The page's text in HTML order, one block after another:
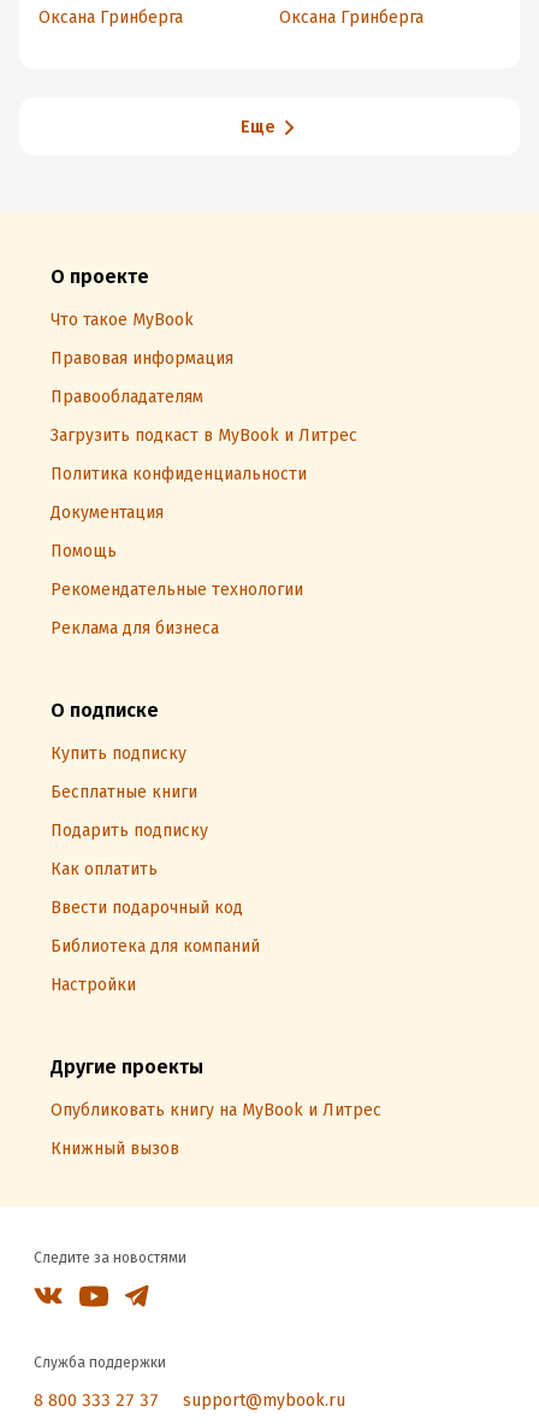
Оксана Гринберга
Оксана Гринберга
Еще
О проекте
Что такое MyBook
Правовая информация
Правообладателям
Загрузить подкаст в MyBook и Литрес
Политика конфиденциальности
Документация
Помощь
Рекомендательные технологии
Реклама для бизнеса
О подписке
Купить подписку
Бесплатные книги
Подарить подписку
Как оплатить
Ввести подарочный код
Библиотека для компаний
Настройки
Другие проекты
Опубликовать книгу на MyBook и Литрес
Книжный вызов
Следите за новостями
Служба поддержки
8 800 333 27 37 support@mybook.ru